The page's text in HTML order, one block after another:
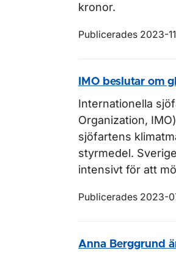
kronor.
Publicerades 2023-
IMO beslutar om
Internationella
Organization,
sjöfartens
styrmedel.
intensivt för att
Publicerades 2023-
Anna Berggrund